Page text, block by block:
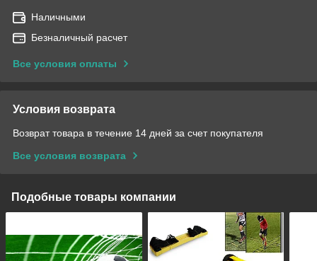
Наличными
Безналичный расчет
Все условия оплаты
Условия возврата
Возврат товара в течение 14 дней за счет покупателя
Все условия возврата
Подобные товары компании